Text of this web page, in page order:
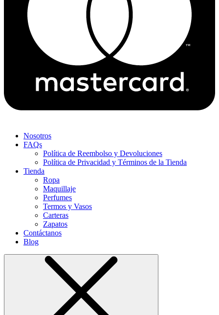
Nosotros
FAQs
Política de Reembolso y Devoluciones
Política de Privacidad y Términos de la Tienda
Tienda
Ropa
Maquillaje
Perfumes
Termos y Vasos
Carteras
Zapatos
Contáctanos
Blog